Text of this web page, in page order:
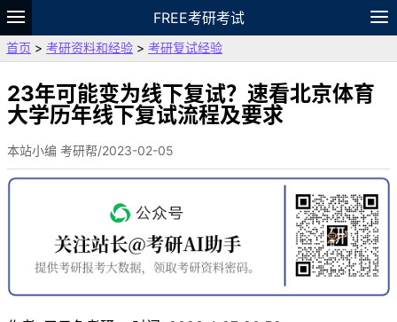
FREE考研考试
题库
故事 专题 APP
VIP
资料
首页 > 考研资料和经验 > 考研复试经验
23年可能变为线下复试？速看北京体育
大学历年线下复试流程及要求
本站小编 考研帮/2023-02-05